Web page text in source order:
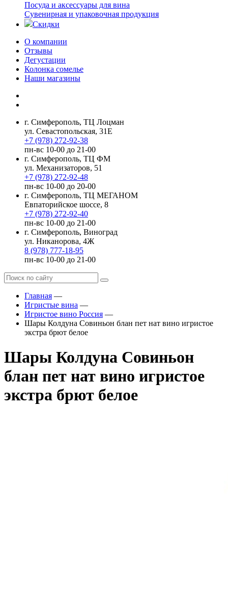
Посуда и аксессуары для вина
Сувенирная и упаковочная продукция
Скидки
О компании
Отзывы
Дегустации
Колонка сомелье
Наши магазины
г. Симферополь, ТЦ Лоцман
ул. Севастопольская, 31Е
+7 (978) 272-92-38
пн-вс 10-00 до 21-00
г. Симферополь, ТЦ ФМ
ул. Механизаторов, 51
+7 (978) 272-92-48
пн-вс 10-00 до 20-00
г. Симферополь, ТЦ МЕГАНОМ
Евпаторийское шоссе, 8
+7 (978) 272-92-40
пн-вс 10-00 до 21-00
г. Симферополь, Виноград
ул. Никанорова, 4Ж
8 (978) 777-18-95
пн-вс 10-00 до 21-00
Главная —
Игристые вина —
Игристое вино Россия —
Шары Колдуна Совиньон блан пет нат вино игристое
экстра брют белое
Шары Колдуна Совиньон
блан пет нат вино игристое
экстра брют белое